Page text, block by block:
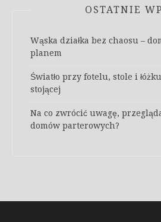
OSTATNIE
Wąska działka bez chaosu –
planem
Światło przy fotelu, stole i
stojącej
Na co zwrócić uwagę,
domów parterowych?